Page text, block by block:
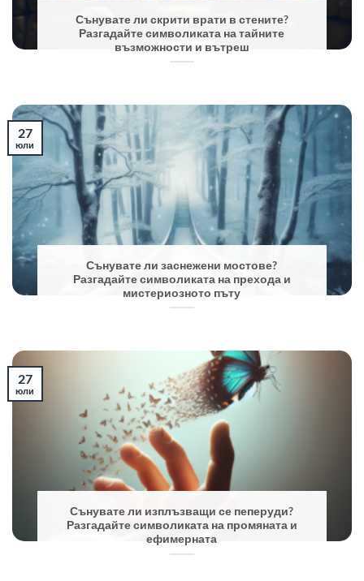
Сънувате ли скрити врати в стените?
Разгадайте символиката на тайните
възможности и вътреш
Сънувате ли заснежени мостове?
Разгадайте символиката на прехода и
мистериозното пъту
27
юли
Сънувате ли изплъзващи се пеперуди?
Разгадайте символиката на промяната и
ефимерната
27
юли